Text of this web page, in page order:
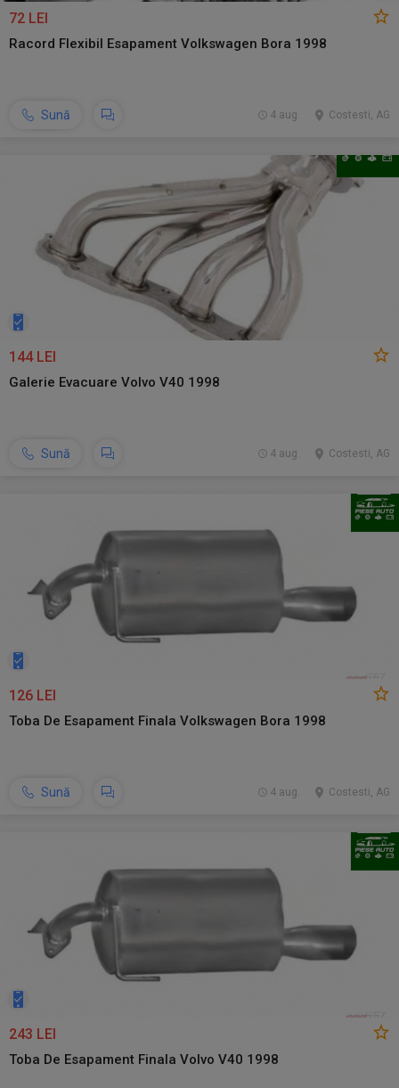
72 LEI
Racord Flexibil Esapament Volkswagen Bora 1998
Sună Costesti, AG
4 aug.
144 LEI
Galerie Evacuare Volvo V40 1998
Sună Costesti, AG
4 aug.
126 LEI
Toba De Esapament Finala Volkswagen Bora 1998
Sună Costesti, AG
4 aug.
243 LEI
Toba De Esapament Finala Volvo V40 1998